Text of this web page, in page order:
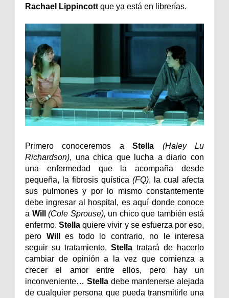
Rachael Lippincott que ya está en librerías.
Primero conoceremos aStella
(Haley Lu
Richardson), una chica que lucha a diario con
una enfermedad que la acompaña desde
pequeña, la fibrosis quística (FQ), la cual afecta
sus pulmones y por lo mismo constantemente
debe ingresar al hospital, es aquí donde conoce
a Will (Cole Sprouse), un chico que también está
enfermo.Stella quiere vivir y se esfuerza por eso,
pero Will
es todo lo contrario, no le interesa
seguir su tratamiento, Stella tratará de hacerlo
cambiar de opinión a la vez que comienza a
crecer el amor entre ellos, pero hay un
inconveniente… Stelladebe mantenerse alejada
de cualquier persona que pueda transmitirle una